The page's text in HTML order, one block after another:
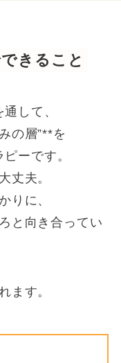
きること
して、
の層”**を
ーです。
丈夫。
りに、
と向き合ってい
ます。